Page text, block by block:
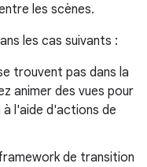
les scènes.
les cas suivants :
trouvent pas dans la
animer des vues pour
l'aide d'actions de
de transition